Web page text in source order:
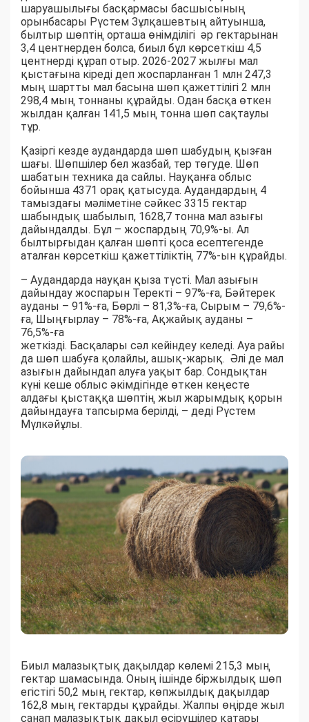
шаруашылығы басқармасы басшысының
орынбасары Рүстем Зұлқашевтың айтуынша,
былтыр шөптің орташа өнімділігі әр гектарынан
3,4 центнерден болса, биыл бұл көрсеткіш 4,5
центнерді құрап отыр. 2026-2027 жылғы мал
қыстағына кіреді деп жоспарланған 1 млн 247,3
мың шартты мал басына шөп қажеттілігі 2 млн
298,4 мың тоннаны құрайды. Одан басқа өткен
жылдан қалған 141,5 мың тонна шөп сақтаулы
тұр.
Қазіргі кезде аудандарда шөп шабудың қызған
шағы. Шөпшілер бел жазбай, тер төгуде. Шөп
шабатын техника да сайлы. Науқанға облыс
бойынша 4371 орақ қатысуда. Аудандардың 4
тамыздағы мәліметіне сәйкес 3315 гектар
шабындық шабылып, 1628,7 тонна мал азығы
дайындалды. Бұл – жоспардың 70,9%-ы. Ал
былтырғыдан қалған шөпті қоса есептегенде
аталған көрсеткіш қажеттіліктің 77%-ын құрайды.
– Аудандарда науқан қыза түсті. Мал азығын
дайындау жоспарын Теректі – 97%-ға, Бәйтерек
ауданы – 91%-ға, Бөрлі – 81,3%-ға, Сырым – 79,6%-
ға, Шыңғырлау – 78%-ға, Ақжайық ауданы –
76,5%-ға
жеткізді. Басқалары сәл кейіндеу келеді. Ауа райы
да шөп шабуға қолайлы, ашық-жарық. Әлі де мал
азығын дайындап алуға уақыт бар. Сондықтан
күні кеше облыс әкімдігінде өткен кеңесте
алдағы қыстаққа шөптің жыл жарымдық қорын
дайындауға тапсырма берілді, – деді Рүстем
Мүлкәйұлы.
Биыл малазықтық дақылдар көлемі 215,3 мың
гектар шамасында. Оның ішінде біржылдық шөп
егістігі 50,2 мың гектар, көпжылдық дақылдар
162,8 мың гектарды құрайды. Жалпы өңірде жыл
санап малазықтық дақыл өсірушілер қатары